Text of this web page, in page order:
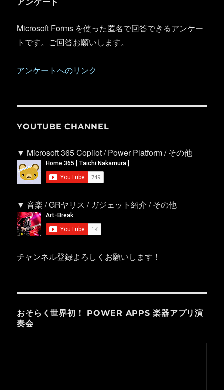
Microsoft Forms を使った匿名で回答できるアンケー
トです。ご回答お願いします。
アンケートへのリンク
YOUTUBE CHANNEL
▼ Microsoft 365 Copilot / Power Platform / その他
▼ 音楽 / GRヤリス / ガジェット紹介 / その他
チャンネル登録よろしくお願いします！
おそらく世界初！ POWER APPS 楽器アプリ演
奏会